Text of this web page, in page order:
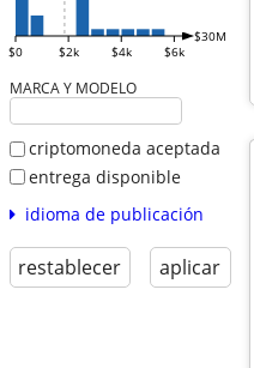
$0 $2k $4k $6k
$30M
MARCA Y MODELO
criptomoneda aceptada
entrega disponible
idioma de publicación
restablecer aplicar